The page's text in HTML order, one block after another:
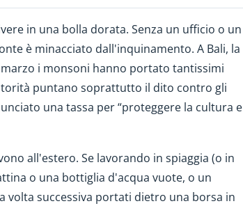
in una bolla dorata. Senza un ufficio o un
è minacciato dall'inquinamento. A Bali, la
i monsoni hanno portato tantissimi
puntano soprattutto il dito contro gli
una tassa per “proteggere la cultura e
all'estero. Se lavorando in spiaggia (o in
o una bottiglia d'acqua vuote, o un
volta successiva portati dietro una borsa in